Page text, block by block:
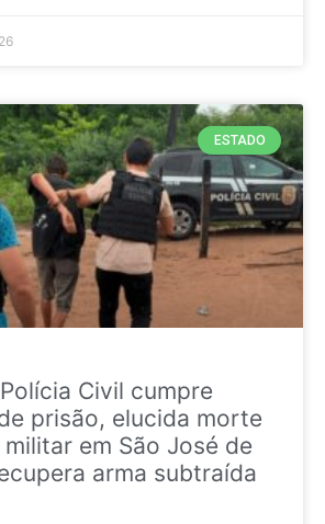
ESTADO
Civil cumpre
prisão, elucida morte
em São José de
arma subtraída